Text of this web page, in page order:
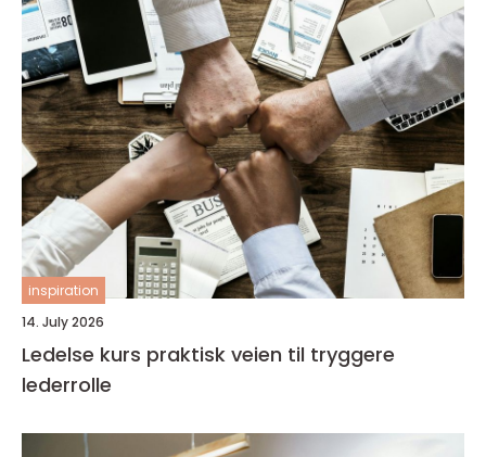
inspiration
14. July 2026
Ledelse kurs praktisk veien til tryggere
lederrolle